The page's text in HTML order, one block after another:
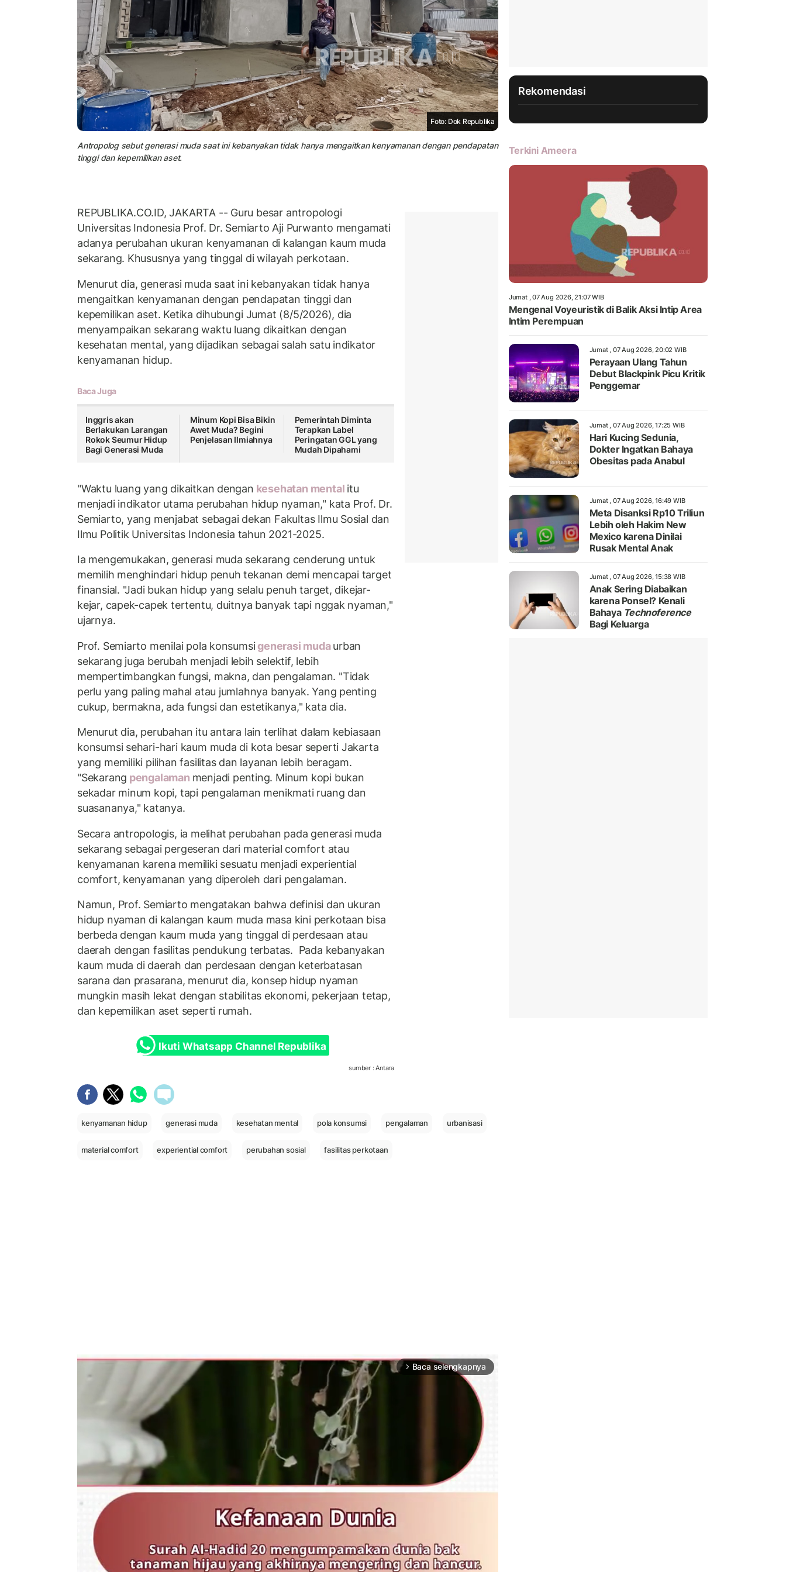
Foto: Dok Republika
Antropolog sebut generasi muda saat ini kebanyakan tidak hanya mengaitkan kenyamanan dengan pendapatan
tinggi dan kepemilikan aset.
REPUBLIKA.CO.ID, JAKARTA -- Guru besar antropologi
Universitas Indonesia Prof. Dr. Semiarto Aji Purwanto mengamati
adanya perubahan ukuran kenyamanan di kalangan kaum muda
sekarang. Khususnya yang tinggal di wilayah perkotaan.
Menurut dia, generasi muda saat ini kebanyakan tidak hanya
mengaitkan kenyamanan dengan pendapatan tinggi dan
kepemilikan aset. Ketika dihubungi Jumat (8/5/2026), dia
menyampaikan sekarang waktu luang dikaitkan dengan
kesehatan mental, yang dijadikan sebagai salah satu indikator
kenyamanan hidup.
Baca Juga
Inggris akan
Berlakukan Larangan
Rokok Seumur Hidup
Bagi Generasi Muda
Minum Kopi Bisa Bikin
Awet Muda? Begini
Penjelasan Ilmiahnya
Pemerintah Diminta
Terapkan Label
Peringatan GGL yang
Mudah Dipahami
"Waktu luang yang dikaitkan dengan kesehatan mental itu
menjadi indikator utama perubahan hidup nyaman," kata Prof. Dr.
Semiarto, yang menjabat sebagai dekan Fakultas Ilmu Sosial dan
Ilmu Politik Universitas Indonesia tahun 2021-2025.
Ia mengemukakan, generasi muda sekarang cenderung untuk
memilih menghindari hidup penuh tekanan demi mencapai target
finansial. "Jadi bukan hidup yang selalu penuh target, dikejar-
kejar, capek-capek tertentu, duitnya banyak tapi nggak nyaman,"
ujarnya.
Prof. Semiarto menilai pola konsumsigenerasi mudaurban
sekarang juga berubah menjadi lebih selektif, lebih
mempertimbangkan fungsi, makna, dan pengalaman. "Tidak
perlu yang paling mahal atau jumlahnya banyak. Yang penting
cukup, bermakna, ada fungsi dan estetikanya," kata dia.
Menurut dia, perubahan itu antara lain terlihat dalam kebiasaan
konsumsi sehari-hari kaum muda di kota besar seperti Jakarta
yang memiliki pilihan fasilitas dan layanan lebih beragam.
"Sekarang pengalaman menjadi penting. Minum kopi bukan
sekadar minum kopi, tapi pengalaman menikmati ruang dan
suasananya," katanya.
Secara antropologis, ia melihat perubahan pada generasi muda
sekarang sebagai pergeseran dari material comfort atau
kenyamanan karena memiliki sesuatu menjadi experiential
comfort, kenyamanan yang diperoleh dari pengalaman.
Namun, Prof. Semiarto mengatakan bahwa definisi dan ukuran
hidup nyaman di kalangan kaum muda masa kini perkotaan bisa
berbeda dengan kaum muda yang tinggal di perdesaan atau
daerah dengan fasilitas pendukung terbatas. Pada kebanyakan
kaum muda di daerah dan perdesaan dengan keterbatasan
sarana dan prasarana, menurut dia, konsep hidup nyaman
mungkin masih lekat dengan stabilitas ekonomi, pekerjaan tetap,
dan kepemilikan aset seperti rumah.
Ikuti Whatsapp Channel Republika
sumber : Antara
kenyamanan hidup generasi muda kesehatan mental pola konsumsi pengalaman urbanisasi
material comfort experiential comfort perubahan sosial fasilitas perkotaan
arrow_forward_ios Baca selengkapnya
Rekomendasi
Terkini Ameera
Jumat , 07 Aug 2026, 21:07 WIB
Mengenal Voyeuristik di Balik Aksi Intip Area
Intim Perempuan
Jumat , 07 Aug 2026, 20:02 WIB
Perayaan Ulang Tahun
Debut Blackpink Picu Kritik
Penggemar
Jumat , 07 Aug 2026, 17:25 WIB
Hari Kucing Sedunia,
Dokter Ingatkan Bahaya
Obesitas pada Anabul
Jumat , 07 Aug 2026, 16:49 WIB
Meta Disanksi Rp10 Triliun
Lebih oleh Hakim New
Mexico karena Dinilai
Rusak Mental Anak
Jumat , 07 Aug 2026, 15:38 WIB
Anak Sering Diabaikan
karena Ponsel? Kenali
Bahaya Technoference
Bagi Keluarga